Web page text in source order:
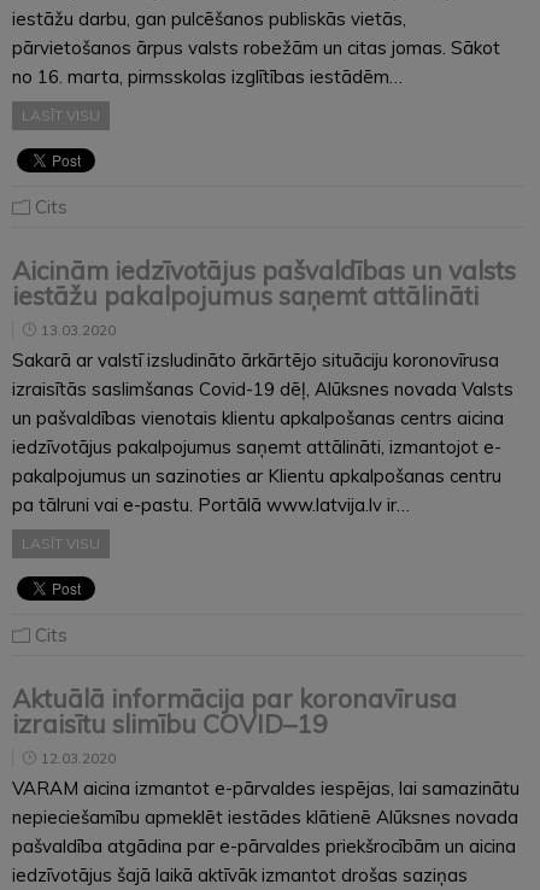
iestāžu darbu, gan pulcēšanos publiskās vietās,
pārvietošanos ārpus valsts robežām un citas jomas. Sākot
no 16. marta, pirmsskolas izglītības iestādēm…
LASĪT VISU
Cits
Aicinām iedzīvotājus pašvaldības un valsts
iestāžu pakalpojumus saņemt attālināti
13.03.2020
Sakarā ar valstī izsludināto ārkārtējo situāciju koronovīrusa
izraisītās saslimšanas Covid-19 dēļ, Alūksnes novada Valsts
un pašvaldības vienotais klientu apkalpošanas centrs aicina
iedzīvotājus pakalpojumus saņemt attālināti, izmantojot e-
pakalpojumus un sazinoties ar Klientu apkalpošanas centru
pa tālruni vai e-pastu. Portālā www.latvija.lv ir…
LASĪT VISU
Cits
Aktuālā informācija par koronavīrusa
izraisītu slimību COVID–19
12.03.2020
VARAM aicina izmantot e-pārvaldes iespējas, lai samazinātu
nepieciešamību apmeklēt iestādes klātienē Alūksnes novada
pašvaldība atgādina par e-pārvaldes priekšrocībām un aicina
iedzīvotājus šajā laikā aktīvāk izmantot drošas saziņas